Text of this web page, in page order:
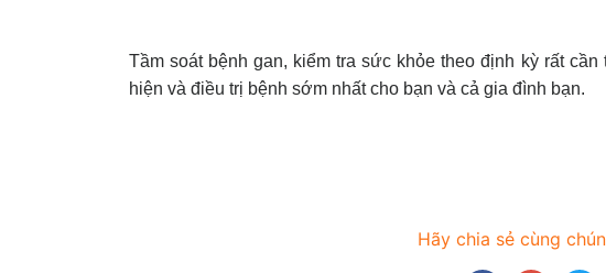
Tầm soát bệnh gan, kiểm tra sức khỏe theo định kỳ rất
hiện và điều trị bệnh sớm nhất cho bạn và cả gia đình bạn.
Hãy chia sẻ cùng